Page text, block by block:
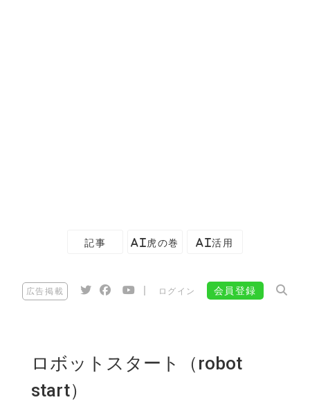
記事 AI虎の巻 AI活用
広告掲載 ログイン 会員登録
ロボットスタート（robot
start）